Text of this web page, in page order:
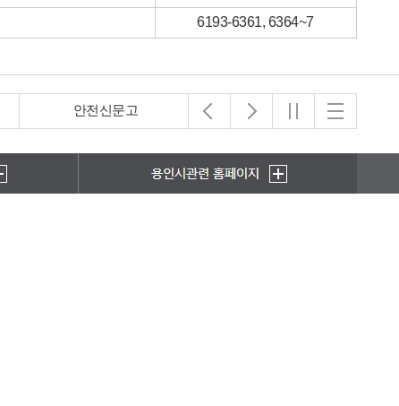
6193-6361, 6364~7
아동보호전문기관 초록우산 어린이재단